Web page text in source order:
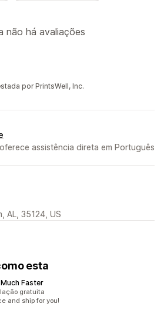
não há avaliações
por PrintsWell, Inc.
assistência direta em Português
AL, 35124, US
esta
Faster
gratuita
and ship for you!